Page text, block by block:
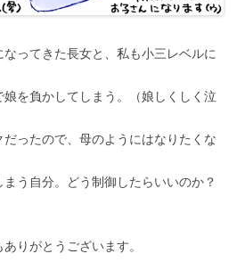
ってきた長女と、私も小三レベルに
を負かしてしまう。（娘しくしく泣
ったので、母のようにはなりたくな
う自分。どう制御したらいいのか？
ありがとうございます。